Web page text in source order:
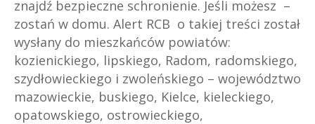
znajdź bezpieczne schronienie. Jeśli możesz –
zostań w domu. Alert RCB o takiej treści został
wysłany do mieszkańców powiatów:
kozienickiego, lipskiego, Radom, radomskiego,
szydłowieckiego i zwoleńskiego – województwo
mazowieckie, buskiego, Kielce, kieleckiego,
opatowskiego, ostrowieckiego,